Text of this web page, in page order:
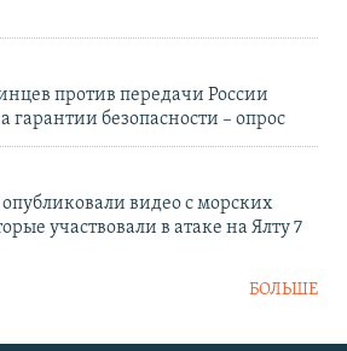
против передачи России
гарантии безопасности – опрос
видео с морских
участвовали в атаке на Ялту 7
БОЛЬШЕ